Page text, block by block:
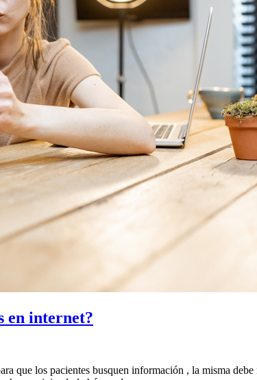
en internet?
que los pacientes busquen información , la misma